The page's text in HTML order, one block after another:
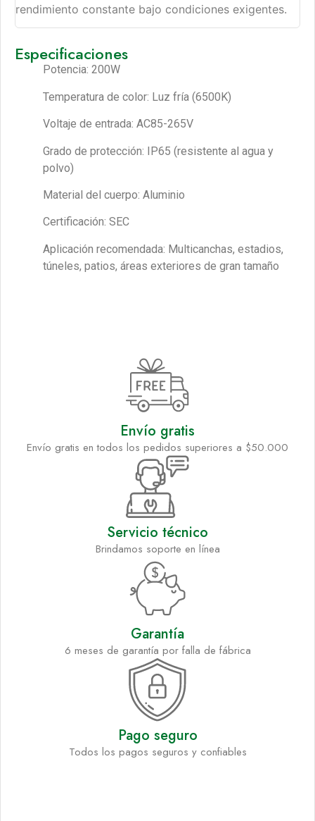
rendimiento constante bajo condiciones exigentes.
Especificaciones
Potencia: 200W
Temperatura de color: Luz fría (6500K)
Voltaje de entrada: AC85-265V
Grado de protección: IP65 (resistente al agua y
polvo)
Material del cuerpo: Aluminio
Certificación: SEC
Aplicación recomendada: Multicanchas, estadios,
túneles, patios, áreas exteriores de gran tamaño
Envío gratis
Envío gratis en todos los pedidos superiores a $50.000
Servicio técnico
Brindamos soporte en línea
Garantía
6 meses de garantía por falla de fábrica
Pago seguro
Todos los pagos seguros y confiables